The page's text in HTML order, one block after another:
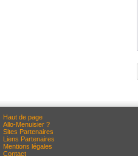
Haut de page
Allo-Menuisier ?
Sites Partenaires
Liens Partenaires
Mentions légales
Contact